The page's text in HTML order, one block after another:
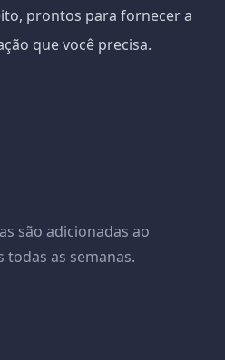
prontos para fornecer a
que você precisa.
são adicionadas ao
as semanas.